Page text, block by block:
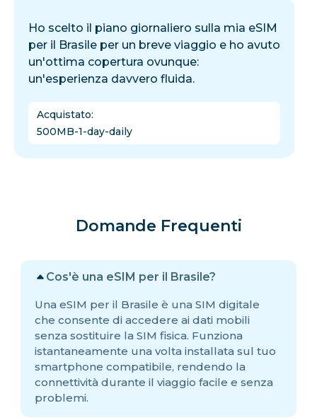
Ho scelto il piano giornaliero sulla mia eSIM
per il Brasile per un breve viaggio e ho avuto
un'ottima copertura ovunque:
un'esperienza davvero fluida.
Acquistato:
500MB-1-day-daily
Domande Frequenti
Cos'è una eSIM per il Brasile?
Una eSIM per il Brasile è una SIM digitale
che consente di accedere ai dati mobili
senza sostituire la SIM fisica. Funziona
istantaneamente una volta installata sul tuo
smartphone compatibile, rendendo la
connettività durante il viaggio facile e senza
problemi.